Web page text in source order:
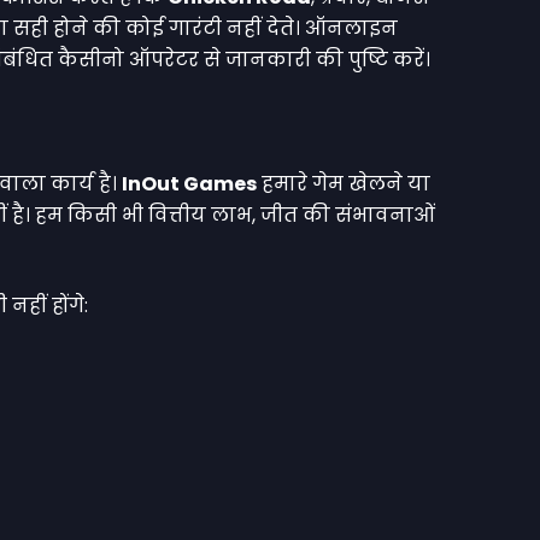
सही होने की कोई गारंटी नहीं देते। ऑनलाइन
कैसीनो ऑपरेटर से जानकारी की पुष्टि करें।
कार्य है। InOut Gamesहमारे गेम खेलने या
हम किसी भी वित्तीय लाभ, जीत की संभावनाओं
होंगे: